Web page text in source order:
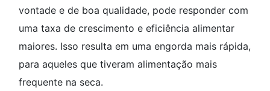
vontade e de boa qualidade, pode responder com
uma taxa de crescimento e eficiência alimentar
maiores. Isso resulta em uma engorda mais rápida,
para aqueles que tiveram alimentação mais
frequente na seca.